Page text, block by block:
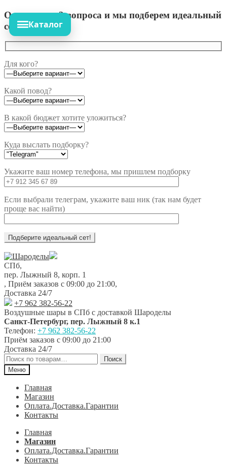
Ответьте на 3 вопроса и мы подберем идеальный
сет!
Для кого?
Какой повод?
В какой бюджет хотите уложиться?
Куда выслать подборку?
Укажите ваш номер телефона, мы пришлем подборку
Если выбрали телеграм, укажите ваш ник (так нам будет
проще вас найти)
Перейти
к
навигации
Перейти
к
содержимому
СПб,
пер. Лыжный 8, корп. 1
, Приём заказов с 09:00 до 21:00,
Доставка 24/7
+7 962 382-56-22
Воздушные шары в СПб с доставкой Шароделы
Санкт-Петербург, пер. Лыжный 8 к.1
Телефон: +7 962 382-56-22
Приём заказов с 09:00 до 21:00
Доставка 24/7
Искать:
Поиск
Меню
Главная
Магазин
Оплата.Доставка.Гарантии
Контакты
Главная
Магазин
Оплата.Доставка.Гарантии
Контакты
Каталог